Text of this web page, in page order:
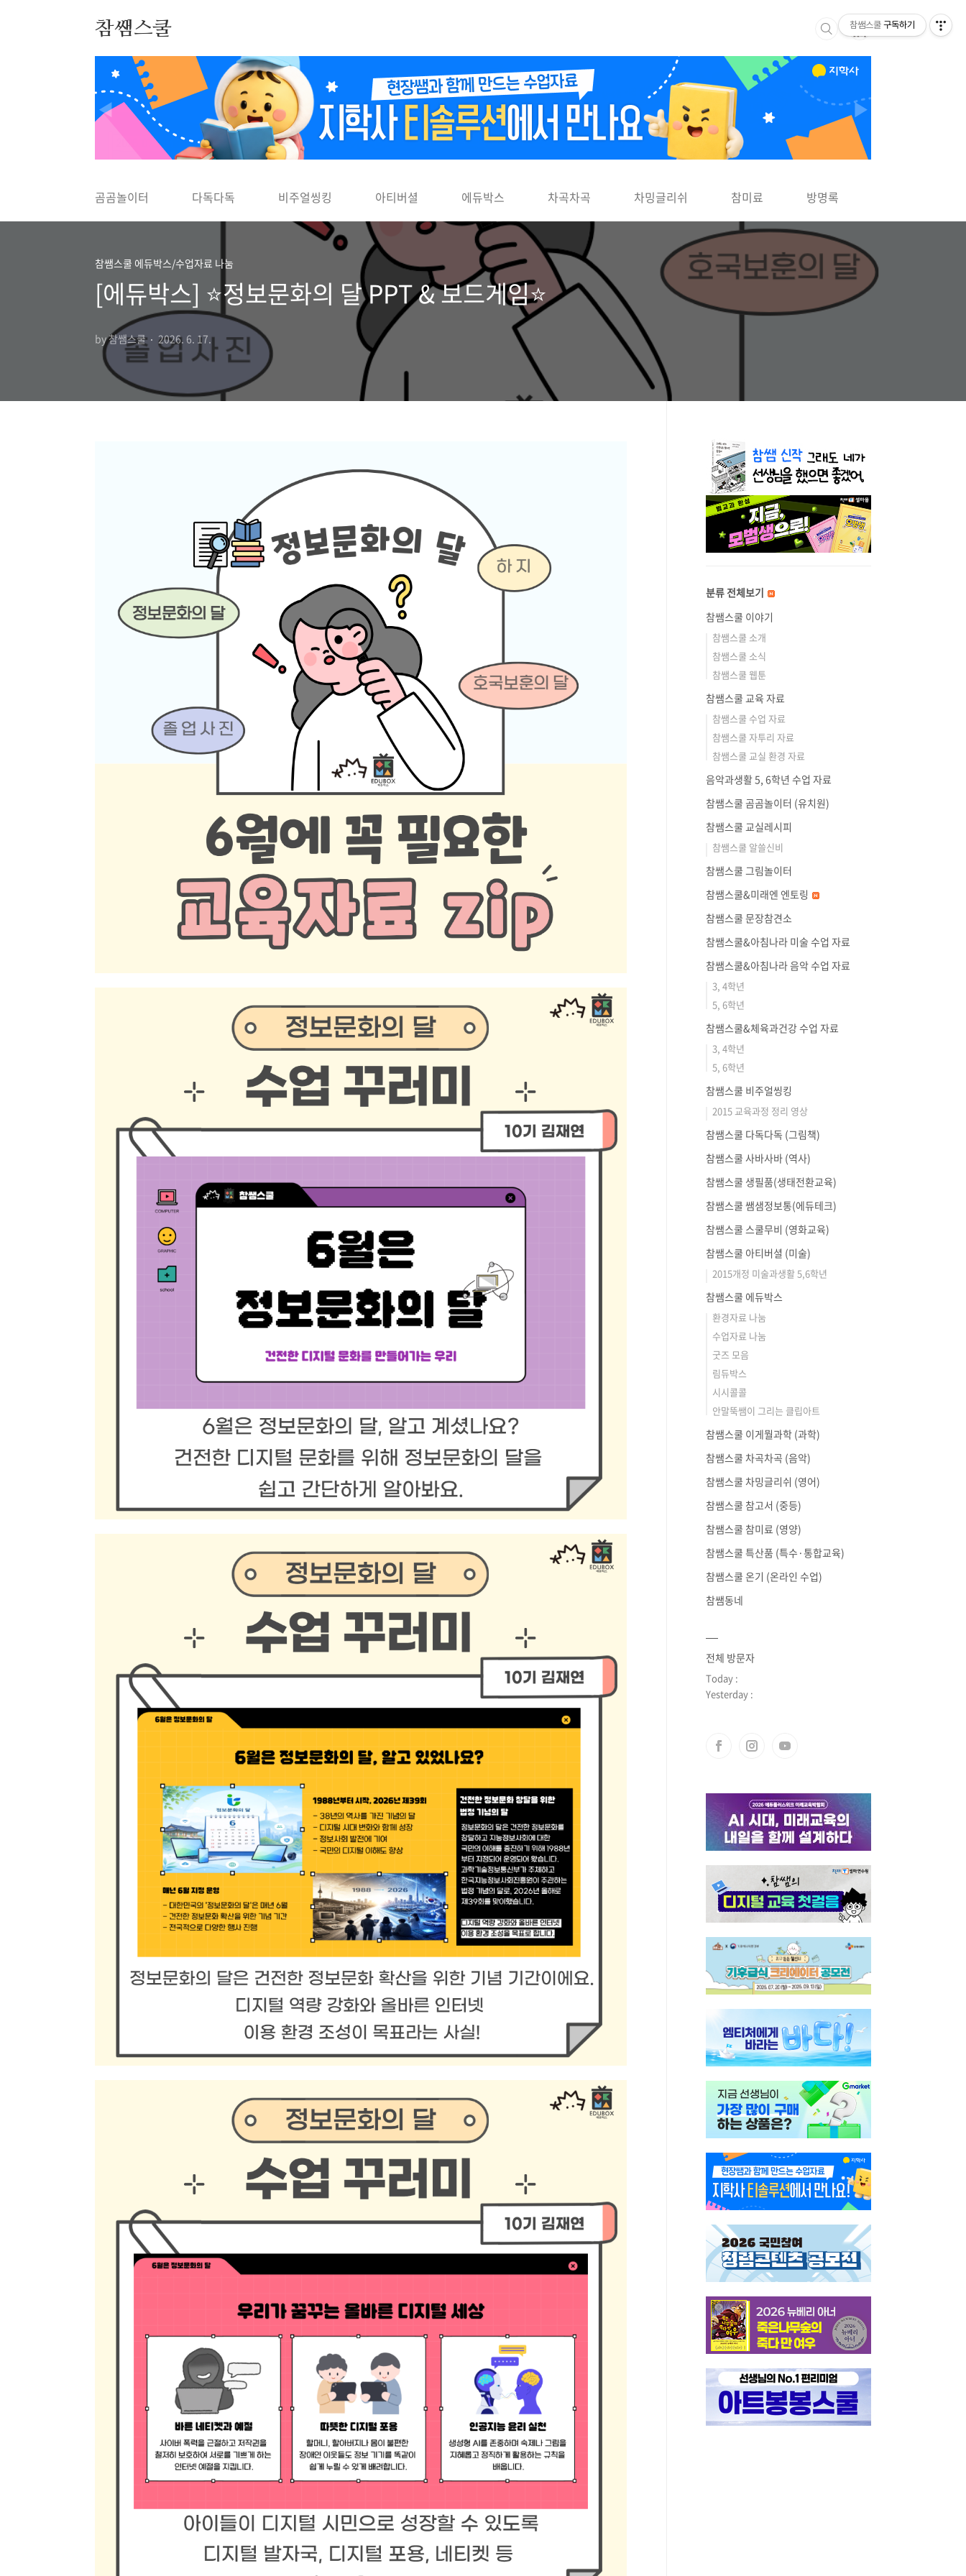
참쌤스쿨
◀ ▶
곰곰놀이터 다독다독 비주얼씽킹 아티버셜 에듀박스 차곡차곡 차밍글리쉬 참미료 방명록
참쌤스쿨 에듀박스/수업자료 나눔
[에듀박스] ⭐정보문화의 달 PPT & 보드게임⭐
by 참쌤스쿨 2026. 6. 17.
분류 전체보기
참쌤스쿨 이야기
참쌤스쿨 소개
참쌤스쿨 소식
참쌤스쿨 웹툰
참쌤스쿨 교육 자료
참쌤스쿨 수업 자료
참쌤스쿨 자투리 자료
참쌤스쿨 교실 환경 자료
음악과생활 5, 6학년 수업 자료
참쌤스쿨 곰곰놀이터 (유치원)
참쌤스쿨 교실레시피
참쌤스쿨 알쓸신비
참쌤스쿨 그림놀이터
참쌤스쿨&미래엔 엔토링
참쌤스쿨 문장참견소
참쌤스쿨&아침나라 미술 수업 자료
참쌤스쿨&아침나라 음악 수업 자료
3, 4학년
5, 6학년
참쌤스쿨&체육과건강 수업 자료
3, 4학년
5, 6학년
참쌤스쿨 비주얼씽킹
2015 교육과정 정리 영상
참쌤스쿨 다독다독 (그림책)
참쌤스쿨 사바사바 (역사)
참쌤스쿨 생필품(생태전환교육)
참쌤스쿨 쌤샘정보통(에듀테크)
참쌤스쿨 스쿨무비 (영화교육)
참쌤스쿨 아티버셜 (미술)
2015개정 미술과생활 5,6학년
참쌤스쿨 에듀박스
환경자료 나눔
수업자료 나눔
굿즈 모음
림듀박스
시시콜콜
안말뚝쌤이 그리는 클립아트
참쌤스쿨 이게뭘과학 (과학)
참쌤스쿨 차곡차곡 (음악)
참쌤스쿨 차밍글리쉬 (영어)
참쌤스쿨 참고서 (중등)
참쌤스쿨 참미료 (영양)
참쌤스쿨 특산품 (특수·통합교육)
참쌤스쿨 온기 (온라인 수업)
참쌤동네
전체 방문자
Today :
Yesterday :
참쌤스쿨 구독하기